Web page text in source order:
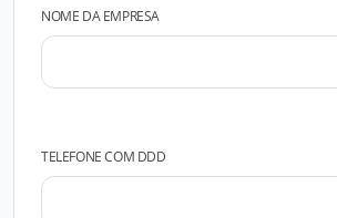
NOME DA EMPRESA
TELEFONE COM DDD